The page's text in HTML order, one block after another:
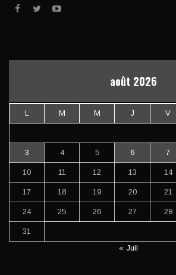
août 2026
L M M J V
3 4 5 6 7
10 11 12 13 14
17 18 19 20 21
24 25 26 27 28
31
« Juil